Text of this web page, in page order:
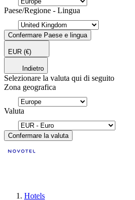
Paese/Regione - Lingua
Confermare Paese e lingua
EUR (€)
Indietro
Selezionare la valuta qui di seguito
Zona geografica
Valuta
Confermare la valuta
Hotels